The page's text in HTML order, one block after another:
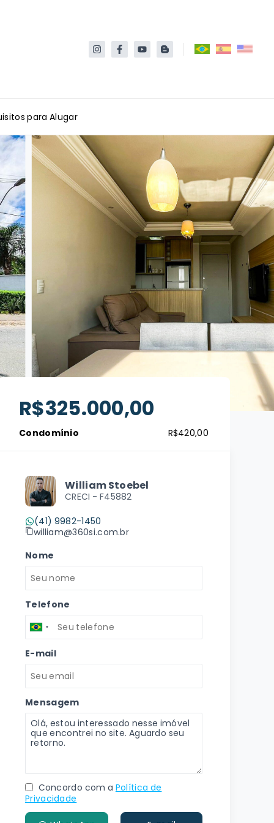
para Alugar
R$325.000,00
Condomínio R$420,00
William Stoebel
CRECI - F45882
(41) 9982-1450
william@360si.com.br
Nome
Telefone
E-mail
Mensagem
Concordo com a Política de
Privacidade